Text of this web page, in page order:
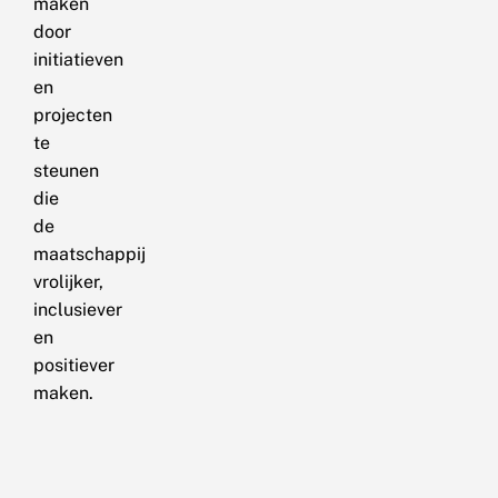
maken
door
initiatieven
en
projecten
te
steunen
die
de
maatschappij
vrolijker,
inclusiever
en
positiever
maken.